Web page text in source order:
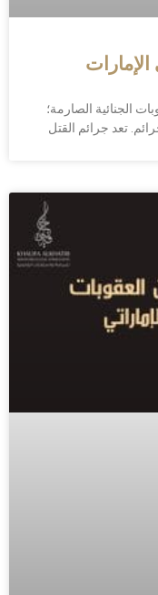
الجنائية الصارمة؛
تعد جرائم القتل